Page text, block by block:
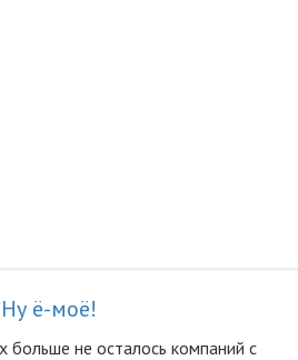
Ну ё-моё!
больше не осталоcь компаний с